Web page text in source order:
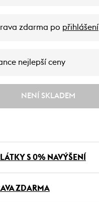
zdarma po přihlášení
nejlepší ceny
NENÍ SKLADEM
S 0% NAVÝŠENÍ
ZDARMA